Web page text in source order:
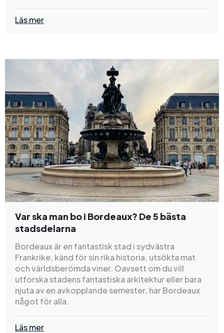
Läs mer
Var ska man bo i Bordeaux? De 5 bästa
stadsdelarna
Bordeaux är en fantastisk stad i sydvästra
Frankrike, känd för sin rika historia, utsökta mat
och världsberömda viner. Oavsett om du vill
utforska stadens fantastiska arkitektur eller bara
njuta av en avkopplande semester, har Bordeaux
något för alla.
Läs mer